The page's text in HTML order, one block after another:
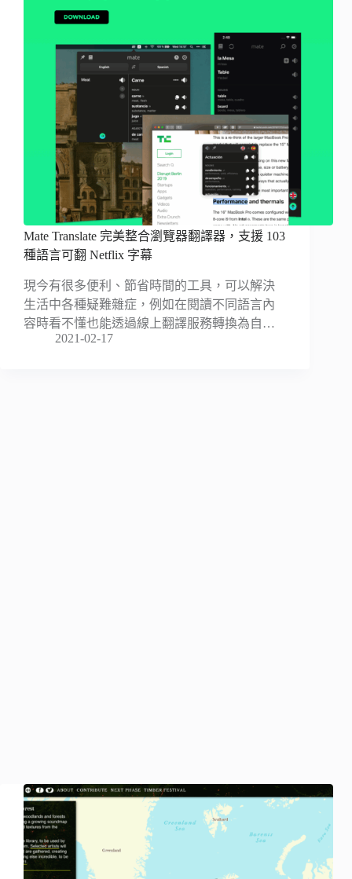
Mate Translate 完美整合瀏覽器翻譯器，支援 103
種語言可翻 Netflix 字幕
現今有很多便利、節省時間的工具，可以解決
生活中各種疑難雜症，例如在閱讀不同語言內
容時看不懂也能透過線上翻譯服務轉換為自…
2021-02-17